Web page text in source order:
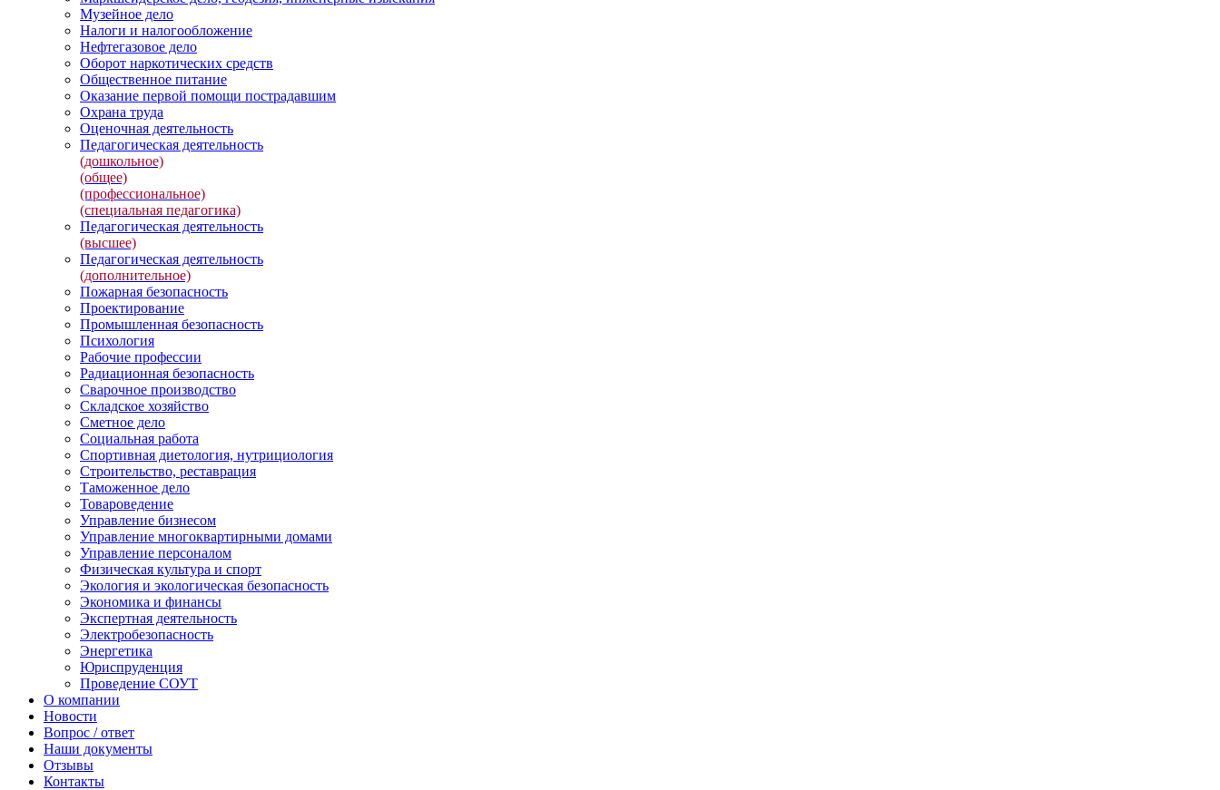
Музейное дело
Налоги и налогообложение
Нефтегазовое дело
Оборот наркотических средств
Общественное питание
Оказание первой помощи пострадавшим
Охрана труда
Оценочная деятельность
Педагогическая деятельность
(дошкольное)
(общее)
(профессиональное)
(специальная педагогика)
Педагогическая деятельность
(высшее)
Педагогическая деятельность
(дополнительное)
Пожарная безопасность
Проектирование
Промышленная безопасность
Психология
Рабочие профессии
Радиационная безопасность
Сварочное производство
Складское хозяйство
Сметное дело
Социальная работа
Спортивная диетология, нутрициология
Строительство, реставрация
Таможенное дело
Товароведение
Управление бизнесом
Управление многоквартирными домами
Управление персоналом
Физическая культура и спорт
Экология и экологическая безопасность
Экономика и финансы
Экспертная деятельность
Электробезопасность
Энергетика
Юриспруденция
Проведение СОУТ
О компании
Новости
Вопрос / ответ
Наши документы
Отзывы
Контакты